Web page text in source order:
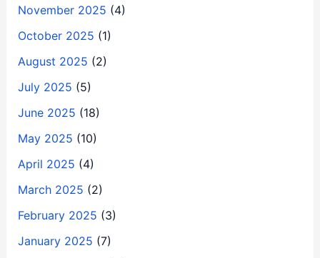
November 2025 (4)
October 2025 (1)
August 2025 (2)
July 2025 (5)
June 2025 (18)
May 2025 (10)
April 2025 (4)
March 2025 (2)
February 2025 (3)
January 2025 (7)